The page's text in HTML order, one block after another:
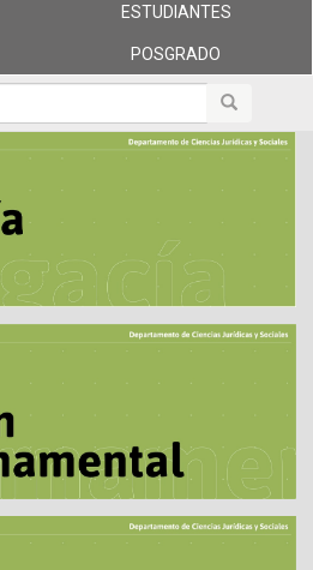
búsqueda
ESTUDIANTES
POSGRADO